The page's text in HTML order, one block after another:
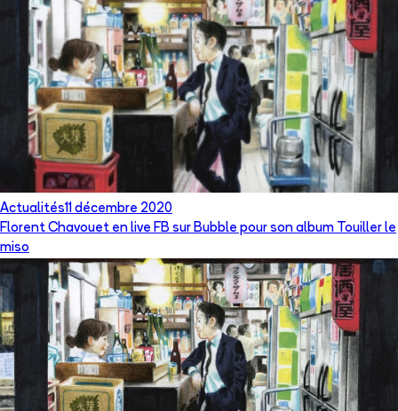
Actualités11 décembre 2020
Florent Chavouet en live FB sur Bubble pour son album Touiller le
miso